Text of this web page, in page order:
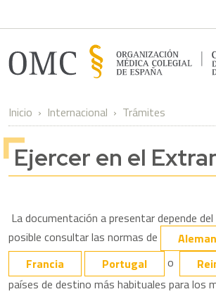
Inicio Internacional Trámites
Ejercer en el
La documentación a presentar depende
posible consultar las normas de
Francia
Portugal o
países de destino más habituales para los